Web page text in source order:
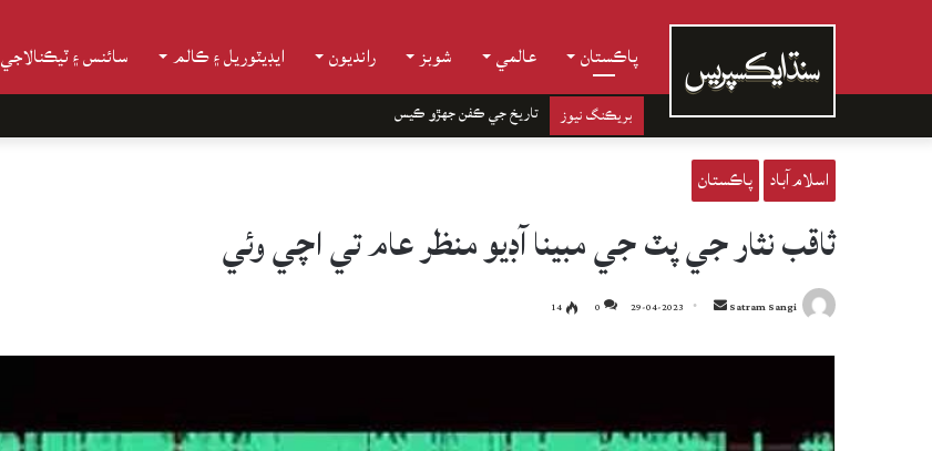
پاڪستان عالمي شوبز رانديون ايڊيٽوريل ۽ ڪالم سائنس ۽ ٽيڪنالاجي
بريڪنگ نيوز تاريخ جي ڪفن جھڙو ڪيس
اسلام آباد پاڪستان
ثاقب نثار جي پٽ جي مبينا آڊيو منظر عام تي اچي وئي
Satram Sangi
Send
email
29-04-2023
0
14